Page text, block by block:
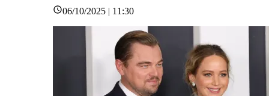
06/10/2025 | 11:30